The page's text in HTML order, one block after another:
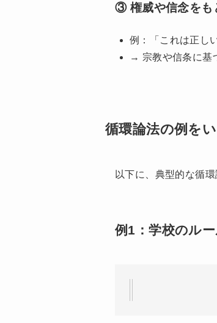
③ 権威や信念をも
例：「これは正し
→ 宗教や信条に基
循環論法の例を
以下に、典型的な循
例1：学校のル